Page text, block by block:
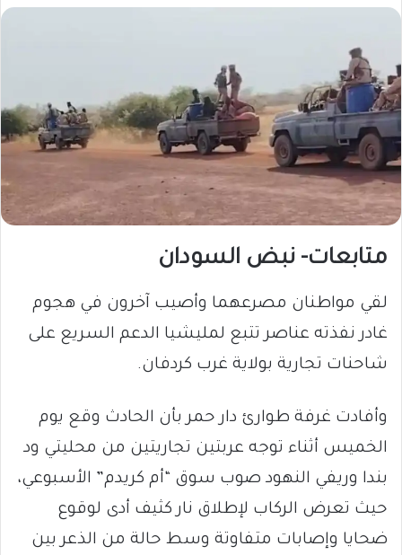
متابعات- نبض السودان
​لقي مواطنان مصرعهما وأصيب آخرون في هجوم
غادر نفذته عناصر تتبع لمليشيا الدعم السريع على
شاحنات تجارية بولاية غرب كردفان.
وأفادت غرفة طوارئ دار حمر بأن الحادث وقع يوم
الخميس أثناء توجه عربتين تجاريتين من محليتي ود
بندا وريفي النهود صوب سوق “أم كريدم” الأسبوعي،
حيث تعرض الركاب لإطلاق نار كثيف أدى لوقوع
ضحايا وإصابات متفاوتة وسط حالة من الذعر بين